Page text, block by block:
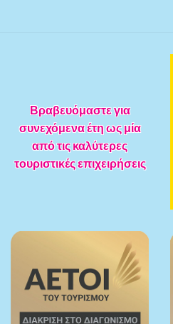
Βραβευόμαστε για
συνεχόμενα έτη ως μία
από τις καλύτερες
τουριστικές επιχειρήσεις